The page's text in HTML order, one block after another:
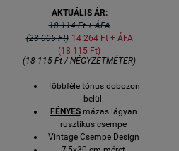
AKTUÁLIS ÁR:
18 114 Ft + ÁFA
(23 005 Ft) 14 264 Ft + ÁFA
(18 115 Ft)
(18 115 Ft / NÉGYZETMÉTER)
Többféle tónus dobozon
belül.
FÉNYESmázas lágyan
rusztikus csempe
Vintage Csempe Design